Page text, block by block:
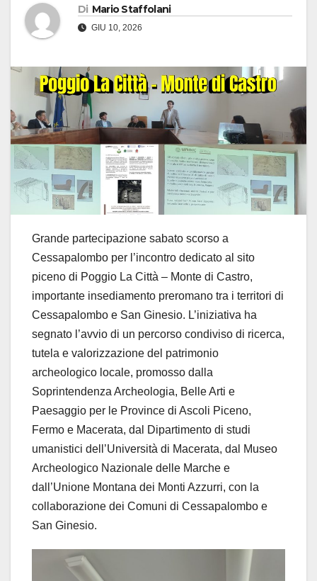
Di Mario Staffolani
GIU 10, 2026
Grande partecipazione sabato scorso a
Cessapalombo per l’incontro dedicato al sito
piceno di Poggio La Città – Monte di Castro,
importante insediamento preromano tra i territori di
Cessapalombo e San Ginesio. L’iniziativa ha
segnato l’avvio di un percorso condiviso di ricerca,
tutela e valorizzazione del patrimonio
archeologico locale, promosso dalla
Soprintendenza Archeologia, Belle Arti e
Paesaggio per le Province di Ascoli Piceno,
Fermo e Macerata, dal Dipartimento di studi
umanistici dell’Università di Macerata, dal Museo
Archeologico Nazionale delle Marche e
dall’Unione Montana dei Monti Azzurri, con la
collaborazione dei Comuni di Cessapalombo e
San Ginesio.